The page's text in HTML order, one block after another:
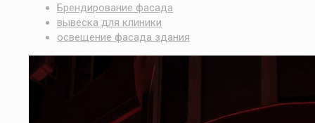
Брендирование фасада
вывеска для клиники
освещение фасада здания